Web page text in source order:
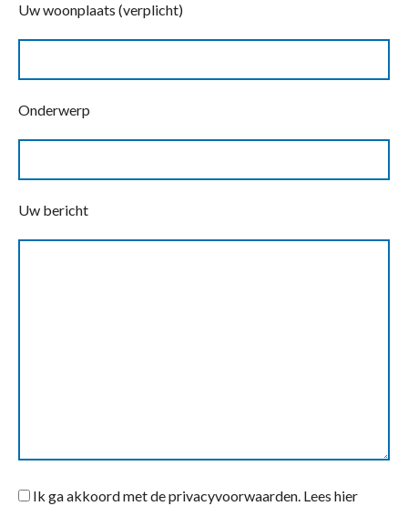
Uw woonplaats (verplicht)
Onderwerp
Uw bericht
Ik ga akkoord met de privacyvoorwaarden. Lees hier